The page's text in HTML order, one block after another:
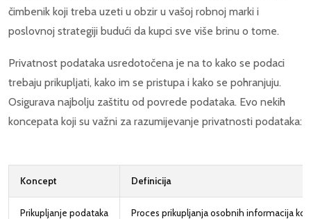
čimbenik koji treba uzeti u obzir u vašoj robnoj marki i
poslovnoj strategiji budući da kupci sve više brinu o tome.
Privatnost podataka usredotočena je na to kako se podaci
trebaju prikupljati, kako im se pristupa i kako se pohranjuju.
Osigurava najbolju zaštitu od povrede podataka. Evo nekih
koncepata koji su važni za razumijevanje privatnosti podataka:
Koncept Definicija
Prikupljanje podataka Proces prikupljanja osobnih informacija